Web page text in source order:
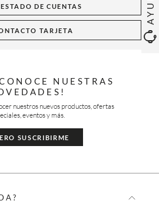
DE CUENTAS
TARJETA
NUESTRAS
nuestros nuevos productos, ofertas
eventos y más.
SUSCRIBIRME